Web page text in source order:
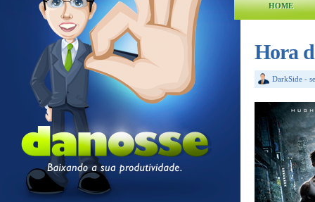
HOME
Hora
DarkSide -